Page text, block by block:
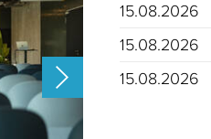
15.08.2026
15.08.2026
15.08.2026